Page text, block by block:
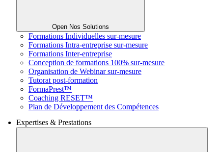
Open Nos Solutions
Formations Individuelles sur-mesure
Formations Intra-entreprise sur-mesure
Formations Inter-entreprise
Conception de formations 100% sur-mesure
Organisation de Webinar sur-mesure
Tutorat post-formation
FormaPrest™
Coaching RESET™
Plan de Développement des Compétences
Expertises & Prestations